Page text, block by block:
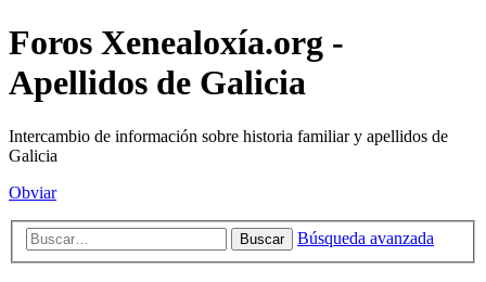
Foros Xenealoxía.org -
Apellidos de Galicia
Intercambio de información sobre historia familiar y apellidos de
Galicia
Obviar
Buscar Búsqueda avanzada